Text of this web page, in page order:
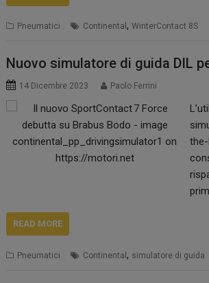
Pneumatici Continental,WinterContact 8S
Nuovo simulatore di guida DIL
14 Dicembre 2023 Paolo Ferrini
READ MORE
Pneumatici Continental, simulatore di guida